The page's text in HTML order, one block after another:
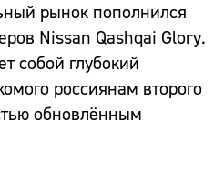
рынок пополнился
Nissan Qashqai Glory.
собой глубокий
россиянам второго
обновлённым